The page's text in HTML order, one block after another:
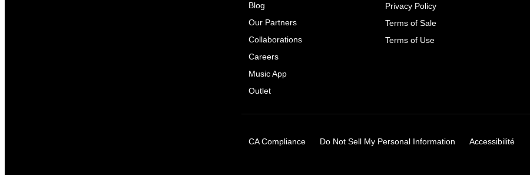
Blog
Our Partners
Collaborations
Careers
Music App
Outlet
Privacy Policy
Terms of Sale
Terms of Use
CA Compliance Do Not Sell My Personal Information Accessibilité